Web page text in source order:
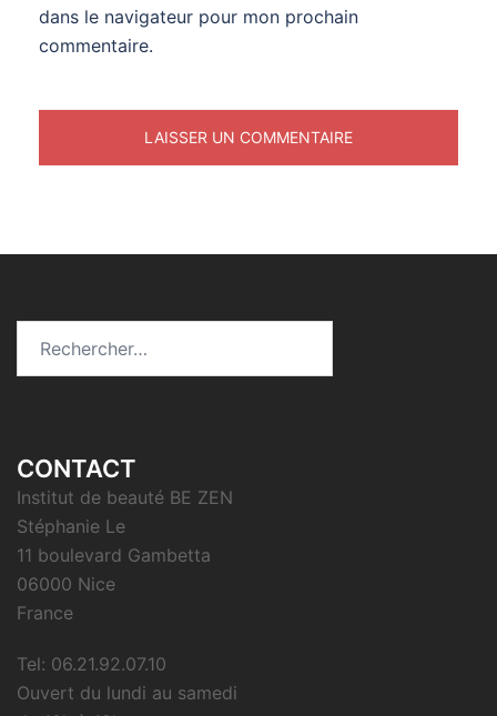
dans le navigateur pour mon prochain
commentaire.
CONTACT
Institut de beauté BE ZEN
Stéphanie Le
11 boulevard Gambetta
06000 Nice
France
Tel: 06.21.92.07.10
Ouvert du lundi au samedi